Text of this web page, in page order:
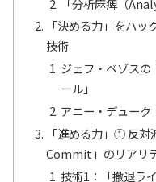
「決める力」をハ
技術
ジェフ・ベゾス
ール」
アニー・デュー
「進める力」① 反
Commit」のリアリ
技術1：「撤退ラ